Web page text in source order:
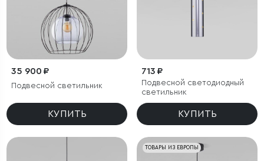
35 900 ₽
Подвесной светильник
КУПИТЬ
713 ₽
Подвесной светодиодный
светильник
КУПИТЬ
ТОВАРЫ ИЗ ЕВРОПЫ